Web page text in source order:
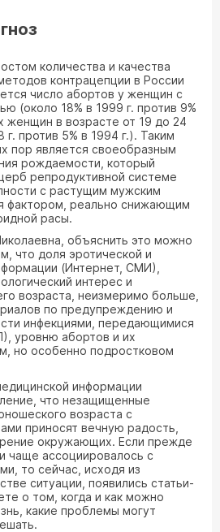
количества и качества
контрацепции в России
число абортов у женщин с
(около 18% в 1999 г. против 9%
женщин в возрасте от 19 до 24
г. против 5% в 1994 г.). Таким
пор является своеобразным
рождаемости, который
репродуктивной системе
с растущим мужским
фактором, реально снижающим
расы.
объяснить это можно
что доля эротической и
(Интернет, СМИ),
интерес и
возраста, неизмеримо больше,
по предупреждению и
инфекциями, передающимися
уровню абортов и их
но особенно подростковом
информации
что незащищенные
возраста с
приносят вечную радость,
окружающих. Если прежде
чаще ассоциировалось с
то сейчас, исходя из
ситуации, появились статьи-
о том, когда и как можно
какие проблемы могут